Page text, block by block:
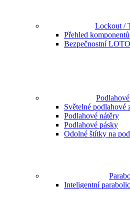
Lockout /
Přehled
Bezpečnostní
Světelné podlahové
Podlahové nátěry
Podlahové pásky
Odolné štítky na
Inteligentní